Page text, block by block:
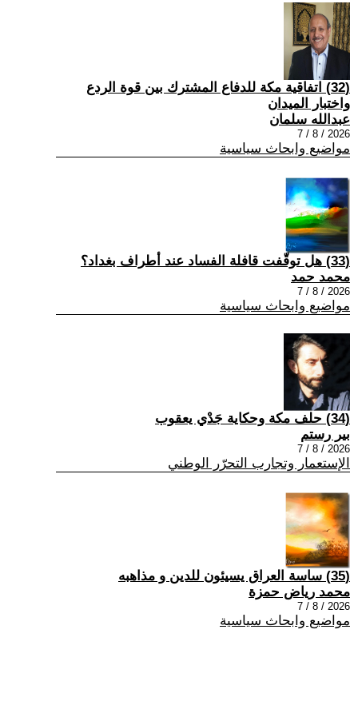
(32) اتفاقية مكة للدفاع المشترك بين قوة الردع
واختبار الميدان
عبدالله سلمان
2026 / 8 / 7
مواضيع وابحاث سياسية
(33) هل توقّفت قافلة الفساد عند أطراف بغداد؟
محمد حمد
2026 / 8 / 7
مواضيع وابحاث سياسية
(34) حلف مكة وحكاية جَدْي يعقوب
بير رستم
2026 / 8 / 7
الإستعمار وتجارب التحرّر الوطني
(35) ساسة العراق يسيئون للدين و مذاهبه
محمد رياض حمزة
2026 / 8 / 7
مواضيع وابحاث سياسية